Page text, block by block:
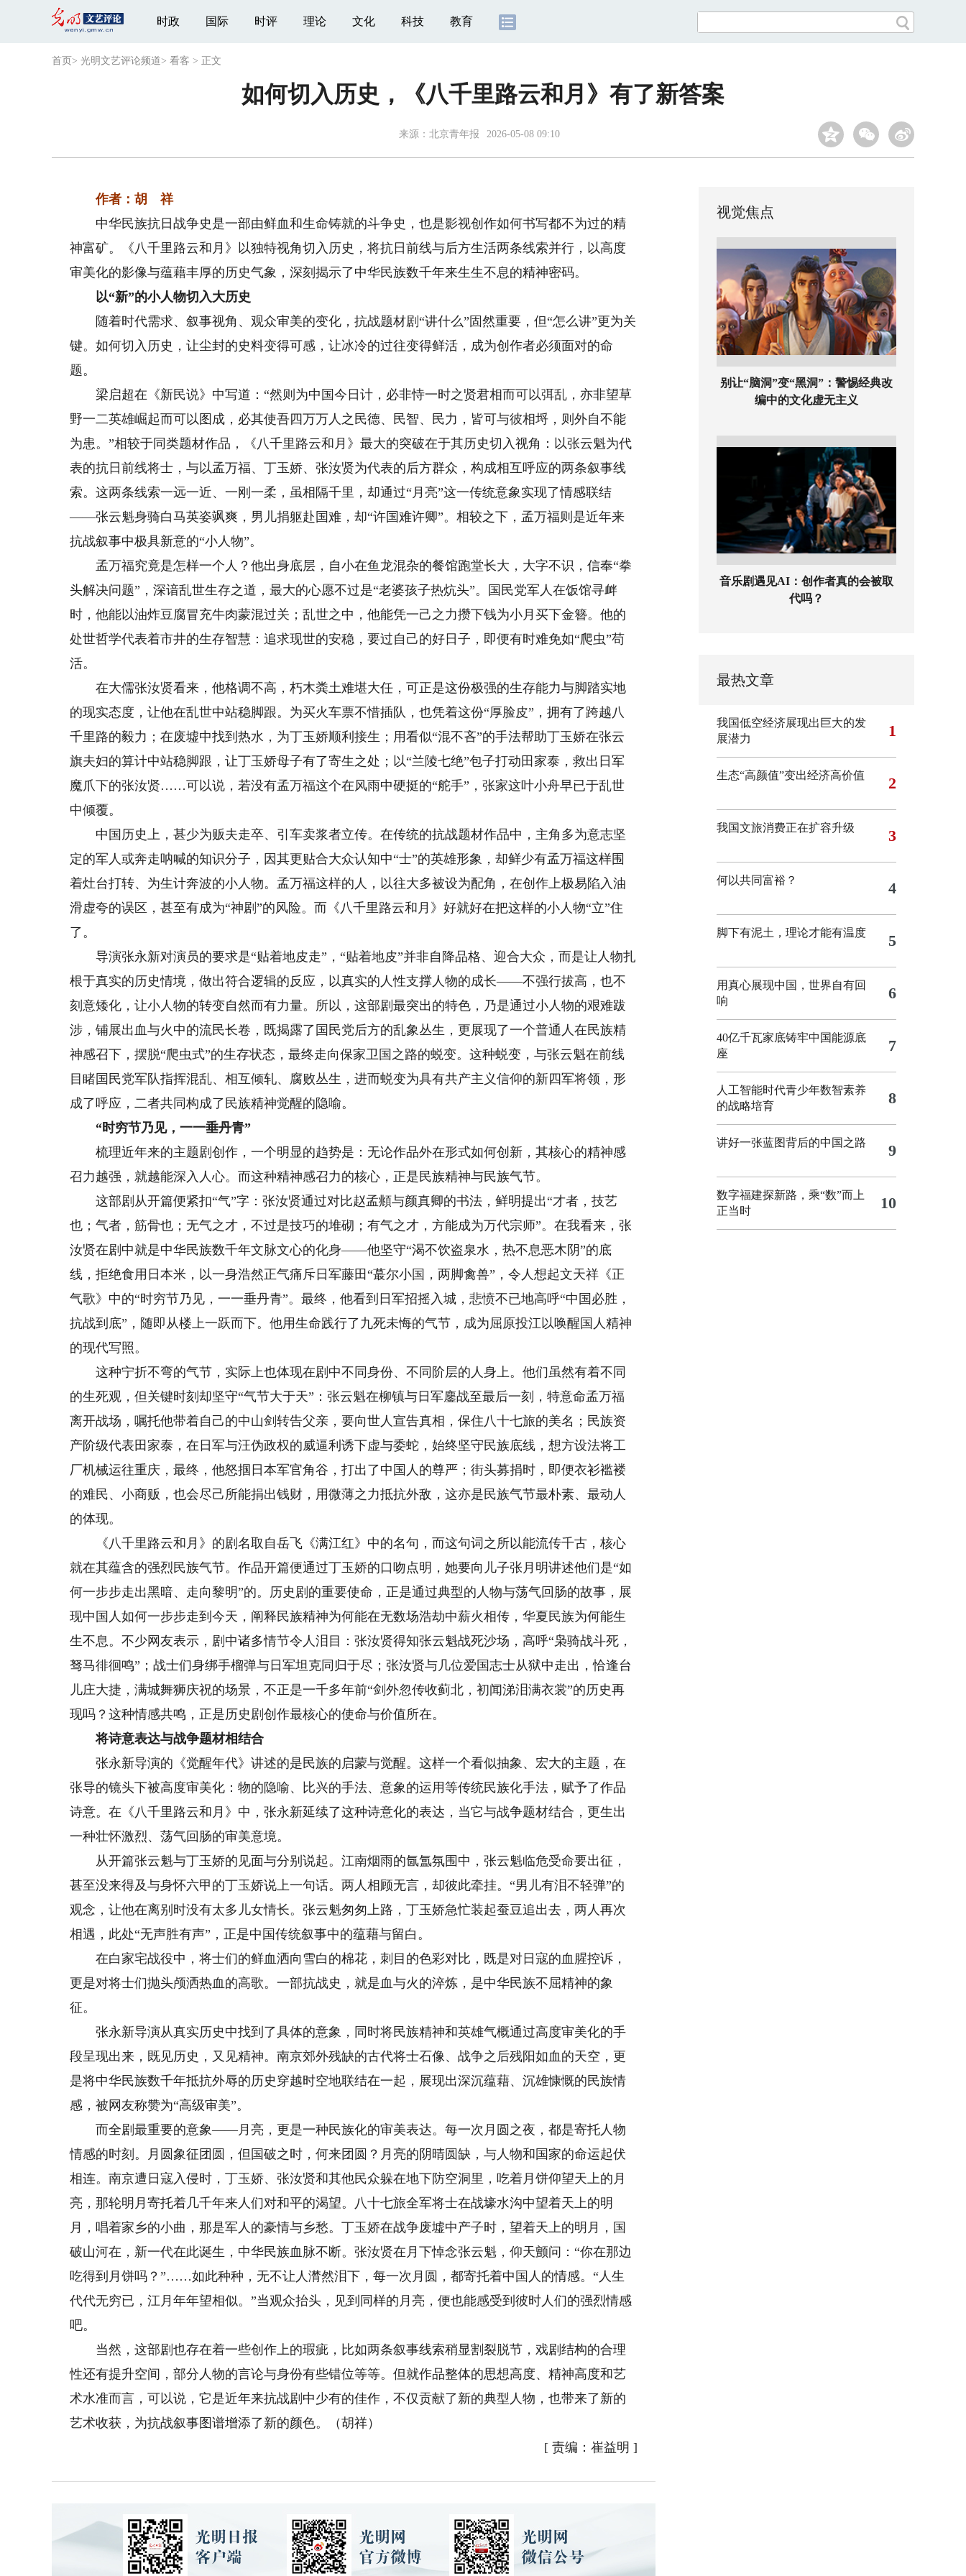
时政 国际 时评 理论 文化 科技 教育
首页 > 光明文艺评论频道> 看客 > 正文
如何切入历史，《八千里路云和月》有了新答案
来源： 北京青年报 2026-05-08 09:10
作者：胡 祥
中华民族抗日战争史是一部由鲜血和生命铸就的斗争史，也是影视创作如何书写都不为过的精
神富矿。《八千里路云和月》以独特视角切入历史，将抗日前线与后方生活两条线索并行，以高度
审美化的影像与蕴藉丰厚的历史气象，深刻揭示了中华民族数千年来生生不息的精神密码。
以“新”的小人物切入大历史
随着时代需求、叙事视角、观众审美的变化，抗战题材剧“讲什么”固然重要，但“怎么讲”更为关
键。如何切入历史，让尘封的史料变得可感，让冰冷的过往变得鲜活，成为创作者必须面对的命
题。
梁启超在《新民说》中写道：“然则为中国今日计，必非恃一时之贤君相而可以弭乱，亦非望草
野一二英雄崛起而可以图成，必其使吾四万万人之民德、民智、民力，皆可与彼相埒，则外自不能
为患。”相较于同类题材作品，《八千里路云和月》最大的突破在于其历史切入视角：以张云魁为代
表的抗日前线将士，与以孟万福、丁玉娇、张汝贤为代表的后方群众，构成相互呼应的两条叙事线
索。这两条线索一远一近、一刚一柔，虽相隔千里，却通过“月亮”这一传统意象实现了情感联结
——张云魁身骑白马英姿飒爽，男儿捐躯赴国难，却“许国难许卿”。相较之下，孟万福则是近年来
抗战叙事中极具新意的“小人物”。
孟万福究竟是怎样一个人？他出身底层，自小在鱼龙混杂的餐馆跑堂长大，大字不识，信奉“拳
头解决问题”，深谙乱世生存之道，最大的心愿不过是“老婆孩子热炕头”。国民党军人在饭馆寻衅
时，他能以油炸豆腐冒充牛肉蒙混过关；乱世之中，他能凭一己之力攒下钱为小月买下金簪。他的
处世哲学代表着市井的生存智慧：追求现世的安稳，要过自己的好日子，即便有时难免如“爬虫”苟
活。
在大儒张汝贤看来，他格调不高，朽木粪土难堪大任，可正是这份极强的生存能力与脚踏实地
的现实态度，让他在乱世中站稳脚跟。为买火车票不惜插队，也凭着这份“厚脸皮”，拥有了跨越八
千里路的毅力；在废墟中找到热水，为丁玉娇顺利接生；用看似“混不吝”的手法帮助丁玉娇在张云
旗夫妇的算计中站稳脚跟，让丁玉娇母子有了寄生之处；以“兰陵七绝”包子打动田家泰，救出日军
魔爪下的张汝贤……可以说，若没有孟万福这个在风雨中硬挺的“舵手”，张家这叶小舟早已于乱世
中倾覆。
中国历史上，甚少为贩夫走卒、引车卖浆者立传。在传统的抗战题材作品中，主角多为意志坚
定的军人或奔走呐喊的知识分子，因其更贴合大众认知中“士”的英雄形象，却鲜少有孟万福这样围
着灶台打转、为生计奔波的小人物。孟万福这样的人，以往大多被设为配角，在创作上极易陷入油
滑虚夸的误区，甚至有成为“神剧”的风险。而《八千里路云和月》好就好在把这样的小人物“立”住
了。
导演张永新对演员的要求是“贴着地皮走”，“贴着地皮”并非自降品格、迎合大众，而是让人物扎
根于真实的历史情境，做出符合逻辑的反应，以真实的人性支撑人物的成长——不强行拔高，也不
刻意矮化，让小人物的转变自然而有力量。所以，这部剧最突出的特色，乃是通过小人物的艰难跋
涉，铺展出血与火中的流民长卷，既揭露了国民党后方的乱象丛生，更展现了一个普通人在民族精
神感召下，摆脱“爬虫式”的生存状态，最终走向保家卫国之路的蜕变。这种蜕变，与张云魁在前线
目睹国民党军队指挥混乱、相互倾轧、腐败丛生，进而蜕变为具有共产主义信仰的新四军将领，形
成了呼应，二者共同构成了民族精神觉醒的隐喻。
“时穷节乃见，一一垂丹青”
梳理近年来的主题剧创作，一个明显的趋势是：无论作品外在形式如何创新，其核心的精神感
召力越强，就越能深入人心。而这种精神感召力的核心，正是民族精神与民族气节。
这部剧从开篇便紧扣“气”字：张汝贤通过对比赵孟頫与颜真卿的书法，鲜明提出“才者，技艺
也；气者，筋骨也；无气之才，不过是技巧的堆砌；有气之才，方能成为万代宗师”。在我看来，张
汝贤在剧中就是中华民族数千年文脉文心的化身——他坚守“渴不饮盗泉水，热不息恶木阴”的底
线，拒绝食用日本米，以一身浩然正气痛斥日军藤田“蕞尔小国，两脚禽兽”，令人想起文天祥《正
气歌》中的“时穷节乃见，一一垂丹青”。最终，他看到日军招摇入城，悲愤不已地高呼“中国必胜，
抗战到底”，随即从楼上一跃而下。他用生命践行了九死未悔的气节，成为屈原投江以唤醒国人精神
的现代写照。
这种宁折不弯的气节，实际上也体现在剧中不同身份、不同阶层的人身上。他们虽然有着不同
的生死观，但关键时刻却坚守“气节大于天”：张云魁在柳镇与日军鏖战至最后一刻，特意命孟万福
离开战场，嘱托他带着自己的中山剑转告父亲，要向世人宣告真相，保住八十七旅的美名；民族资
产阶级代表田家泰，在日军与汪伪政权的威逼利诱下虚与委蛇，始终坚守民族底线，想方设法将工
厂机械运往重庆，最终，他怒掴日本军官角谷，打出了中国人的尊严；街头募捐时，即便衣衫褴褛
的难民、小商贩，也会尽己所能捐出钱财，用微薄之力抵抗外敌，这亦是民族气节最朴素、最动人
的体现。
《八千里路云和月》的剧名取自岳飞《满江红》中的名句，而这句词之所以能流传千古，核心
就在其蕴含的强烈民族气节。作品开篇便通过丁玉娇的口吻点明，她要向儿子张月明讲述他们是“如
何一步步走出黑暗、走向黎明”的。历史剧的重要使命，正是通过典型的人物与荡气回肠的故事，展
现中国人如何一步步走到今天，阐释民族精神为何能在无数场浩劫中薪火相传，华夏民族为何能生
生不息。不少网友表示，剧中诸多情节令人泪目：张汝贤得知张云魁战死沙场，高呼“枭骑战斗死，
驽马徘徊鸣”；战士们身绑手榴弹与日军坦克同归于尽；张汝贤与几位爱国志士从狱中走出，恰逢台
儿庄大捷，满城舞狮庆祝的场景，不正是一千多年前“剑外忽传收蓟北，初闻涕泪满衣裳”的历史再
现吗？这种情感共鸣，正是历史剧创作最核心的使命与价值所在。
将诗意表达与战争题材相结合
张永新导演的《觉醒年代》讲述的是民族的启蒙与觉醒。这样一个看似抽象、宏大的主题，在
张导的镜头下被高度审美化：物的隐喻、比兴的手法、意象的运用等传统民族化手法，赋予了作品
诗意。在《八千里路云和月》中，张永新延续了这种诗意化的表达，当它与战争题材结合，更生出
一种壮怀激烈、荡气回肠的审美意境。
从开篇张云魁与丁玉娇的见面与分别说起。江南烟雨的氤氲氛围中，张云魁临危受命要出征，
甚至没来得及与身怀六甲的丁玉娇说上一句话。两人相顾无言，却彼此牵挂。“男儿有泪不轻弹”的
观念，让他在离别时没有太多儿女情长。张云魁匆匆上路，丁玉娇急忙装起蚕豆追出去，两人再次
相遇，此处“无声胜有声”，正是中国传统叙事中的蕴藉与留白。
在白家宅战役中，将士们的鲜血洒向雪白的棉花，刺目的色彩对比，既是对日寇的血腥控诉，
更是对将士们抛头颅洒热血的高歌。一部抗战史，就是血与火的淬炼，是中华民族不屈精神的象
征。
张永新导演从真实历史中找到了具体的意象，同时将民族精神和英雄气概通过高度审美化的手
段呈现出来，既见历史，又见精神。南京郊外残缺的古代将士石像、战争之后残阳如血的天空，更
是将中华民族数千年抵抗外辱的历史穿越时空地联结在一起，展现出深沉蕴藉、沉雄慷慨的民族情
感，被网友称赞为“高级审美”。
而全剧最重要的意象——月亮，更是一种民族化的审美表达。每一次月圆之夜，都是寄托人物
情感的时刻。月圆象征团圆，但国破之时，何来团圆？月亮的阴晴圆缺，与人物和国家的命运起伏
相连。南京遭日寇入侵时，丁玉娇、张汝贤和其他民众躲在地下防空洞里，吃着月饼仰望天上的月
亮，那轮明月寄托着几千年来人们对和平的渴望。八十七旅全军将士在战壕水沟中望着天上的明
月，唱着家乡的小曲，那是军人的豪情与乡愁。丁玉娇在战争废墟中产子时，望着天上的明月，国
破山河在，新一代在此诞生，中华民族血脉不断。张汝贤在月下悼念张云魁，仰天颤问：“你在那边
吃得到月饼吗？”……如此种种，无不让人潸然泪下，每一次月圆，都寄托着中国人的情感。“人生
代代无穷已，江月年年望相似。”当观众抬头，见到同样的月亮，便也能感受到彼时人们的强烈情感
吧。
当然，这部剧也存在着一些创作上的瑕疵，比如两条叙事线索稍显割裂脱节，戏剧结构的合理
性还有提升空间，部分人物的言论与身份有些错位等等。但就作品整体的思想高度、精神高度和艺
术水准而言，可以说，它是近年来抗战剧中少有的佳作，不仅贡献了新的典型人物，也带来了新的
艺术收获，为抗战叙事图谱增添了新的颜色。（胡祥）
[ 责编：崔益明 ]
视觉焦点
别让“脑洞”变“黑洞”：警惕经典改
编中的文化虚无主义
音乐剧遇见AI：创作者真的会被取
代吗？
最热文章
我国低空经济展现出巨大的发
展潜力
1
生态“高颜值”变出经济高价值 2
我国文旅消费正在扩容升级 3
何以共同富裕？ 4
脚下有泥土，理论才能有温度 5
用真心展现中国，世界自有回
响
6
40亿千瓦家底铸牢中国能源底
座
7
人工智能时代青少年数智素养
的战略培育
8
讲好一张蓝图背后的中国之路 9
数字福建探新路，乘“数”而上
正当时
10